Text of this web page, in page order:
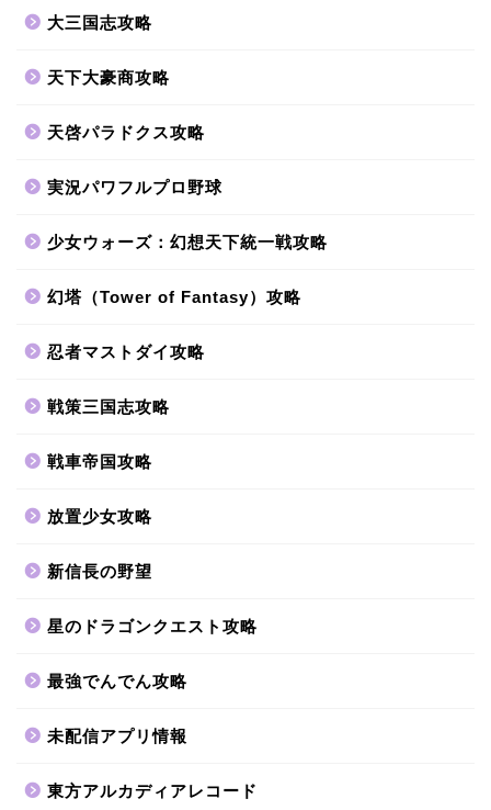
大三国志攻略
天下大豪商攻略
天啓パラドクス攻略
実況パワフルプロ野球
少女ウォーズ：幻想天下統一戦攻略
幻塔（Tower of Fantasy）攻略
忍者マストダイ攻略
戦策三国志攻略
戦車帝国攻略
放置少女攻略
新信長の野望
星のドラゴンクエスト攻略
最強でんでん攻略
未配信アプリ情報
東方アルカディアレコード